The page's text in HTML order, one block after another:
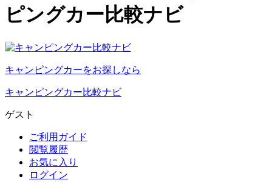
ピングカー比較ナビ
キャンピングカーをお探しなら
キャンピングカー比較ナビ
ゲスト
ご利用ガイド
閲覧履歴
お気に入り
ログイン